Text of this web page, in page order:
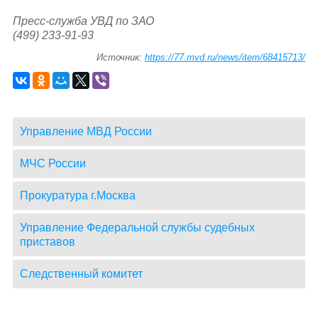
Пресс-служба УВД по ЗАО
(499) 233-91-93
Источник:https://77.mvd.ru/news/item/68415713/
Управление МВД России
МЧС России
Прокуратура г.Москва
Управление Федеральной службы судебных
приставов
Следственный комитет